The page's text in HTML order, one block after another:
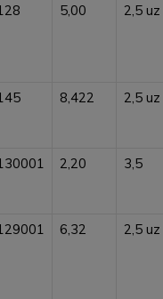
5,00 2,5
8,422 2,5
2,20 3,5
6,32 2,5